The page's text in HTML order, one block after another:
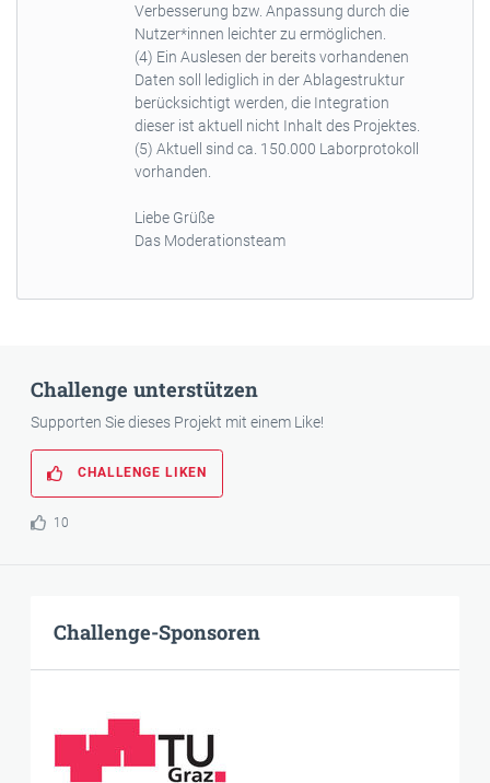
Verbesserung bzw. Anpassung durch die
Nutzer*innen leichter zu ermöglichen.
(4) Ein Auslesen der bereits vorhandenen
Daten soll lediglich in der Ablagestruktur
berücksichtigt werden, die Integration
dieser ist aktuell nicht Inhalt des Projektes.
(5) Aktuell sind ca. 150.000 Laborprotokoll
vorhanden.
Liebe Grüße
Das Moderationsteam
Challenge unterstützen
Supporten Sie dieses Projekt mit einem Like!
CHALLENGE LIKEN
10
Challenge-Sponsoren